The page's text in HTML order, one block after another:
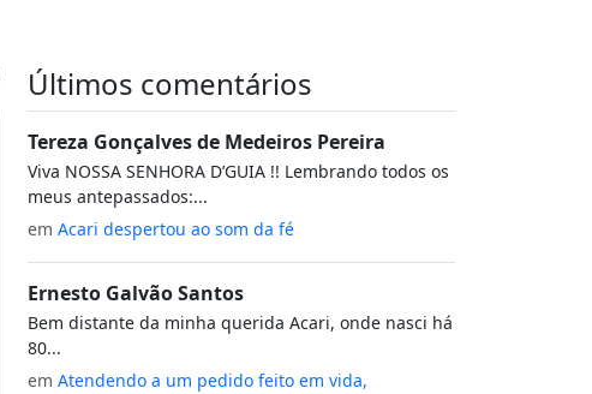
Últimos comentários
Tereza Gonçalves de Medeiros Pereira
Viva NOSSA SENHORA D’GUIA !! Lembrando todos os
meus antepassados:...
em Acari despertou ao som da fé
Ernesto Galvão Santos
Bem distante da minha querida Acari, onde nasci há
80...
em Atendendo a um pedido feito em vida,